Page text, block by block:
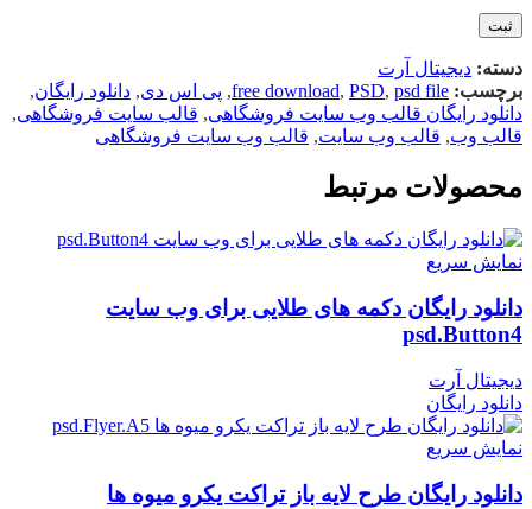
دسته: دیجیتال آرت
برچسب:
free download, PSD, psd file
, پی اس دی, دانلود رایگان,
دانلود رایگان قالب وب سایت فروشگاهی, قالب سایت فروشگاهی,
قالب وب, قالب وب سایت, قالب وب سایت فروشگاهی
محصولات مرتبط
نمایش سریع
دانلود رایگان دکمه های طلایی برای وب سایت
psd.Button4
دیجیتال آرت
دانلود رایگان
نمایش سریع
دانلود رایگان طرح لايه باز تراکت یکرو میوه ها